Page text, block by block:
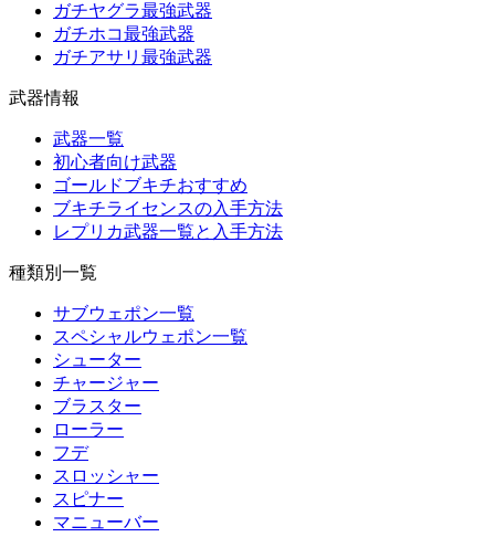
ガチヤグラ最強武器
ガチホコ最強武器
ガチアサリ最強武器
武器情報
武器一覧
初心者向け武器
ゴールドブキチおすすめ
ブキチライセンスの入手方法
レプリカ武器一覧と入手方法
種類別一覧
サブウェポン一覧
スペシャルウェポン一覧
シューター
チャージャー
ブラスター
ローラー
フデ
スロッシャー
スピナー
マニューバー